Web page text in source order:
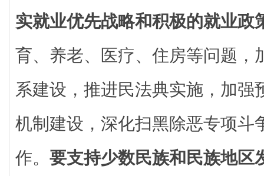
实就业优先战略和积极的就业政
育、养老、医疗、住房等问题，
系建设，推进民法典实施，加强
机制建设，深化扫黑除恶专项斗
作。 要支持少数民族和民族地区